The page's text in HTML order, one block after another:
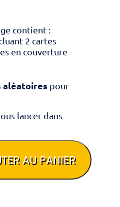
contient :
2 cartes
en couverture
aléatoires pour
lancer dans
AU PANIER